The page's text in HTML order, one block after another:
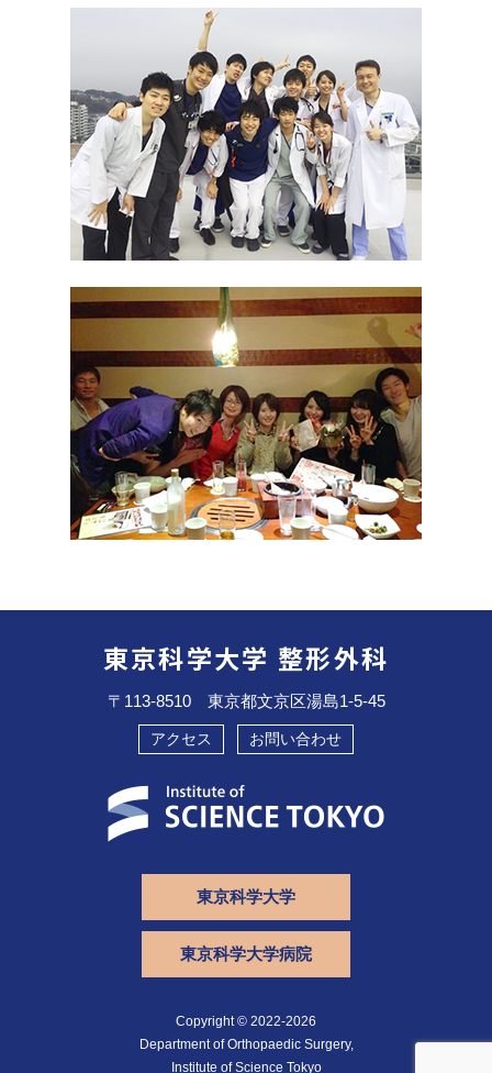
東京科学大学 整形外科
〒113-8510 東京都文京区湯島1-5-45
アクセス お問い合わせ
東京科学大学
東京科学大学病院
Copyright © 2022-2026
Department of Orthopaedic Surgery,
Institute of Science Tokyo